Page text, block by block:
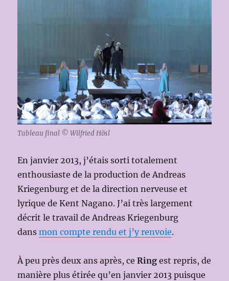
Tableau final © Wilfried Hösl
En janvier 2013, j’étais sorti totalement
enthousiaste de la production de Andreas
Kriegenburg et de la direction nerveuse et
lyrique de Kent Nagano. J’ai très largement
décrit le travail de Andreas Kriegenburg
dansmon compte rendu et j’y renvoie.
À peu près deux ans après, ceRing est repris, de
manière plus étirée qu’en janvier 2013 puisque